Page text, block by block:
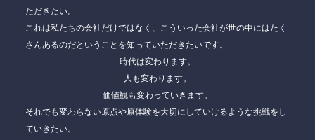
ただきたい。
これは私たちの会社だけではなく、こういった会社が世の中にはたく
さんあるのだということを知っていただきたいです。
時代は変わります。
人も変わります。
価値観も変わっていきます。
それでも変わらない原点や原体験を大切にしていけるような挑戦をし
ていきたい。